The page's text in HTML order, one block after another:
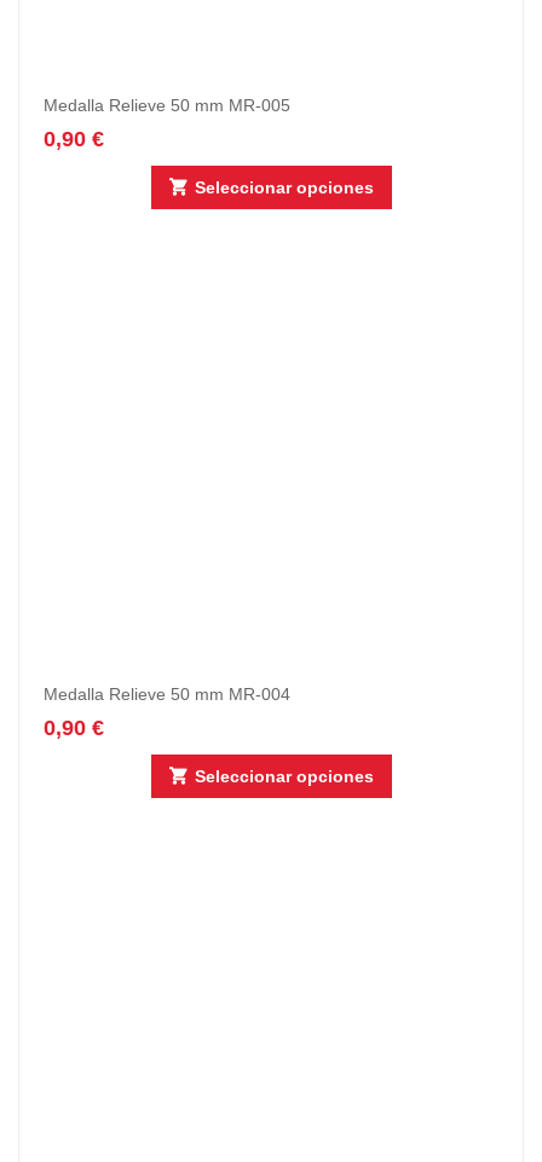
Medalla Relieve 50 mm MR-005
0,90 €
Seleccionar opciones
Medalla Relieve 50 mm MR-004
0,90 €
Seleccionar opciones